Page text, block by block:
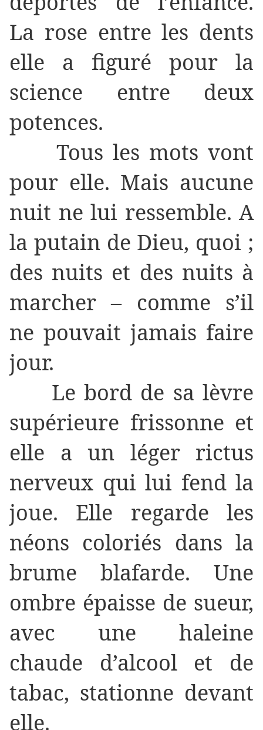
La rose entre les dents
elle a figuré pour la
science entre deux
potences.
Tous les mots vont
pour elle. Mais aucune
nuit ne lui ressemble. A
la putain de Dieu, quoi ;
des nuits et des nuits à
marcher – comme s’il
ne pouvait jamais faire
jour.
Le bord de sa lèvre
supérieure frissonne et
elle a un léger rictus
nerveux qui lui fend la
joue. Elle regarde les
néons coloriés dans la
brume blafarde. Une
ombre épaisse de sueur,
avec une haleine
chaude d’alcool et de
tabac, stationne devant
elle.